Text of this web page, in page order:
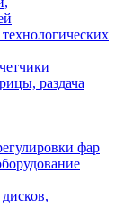
раздача
фар